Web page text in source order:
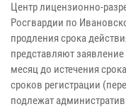
Центр лицензионно-
Росгвардии по
продления срока
представляют
месяц до истечения
сроков регистрации
подлежат